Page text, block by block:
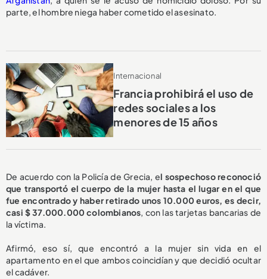
parte, el hombre niega haber cometido el asesinato.
Internacional
Francia prohibirá el uso de
redes sociales a los
menores de 15 años
De acuerdo con la Policía de Grecia, el sospechoso reconoció
que transportó el cuerpo de la mujer hasta el lugar en el que
fue encontrado y haber retirado unos 10.000 euros, es decir,
casi $ 37.000.000 colombianos, con las tarjetas bancarias de
la víctima.
Afirmó, eso sí, que encontró a la mujer sin vida en el
apartamento en el que ambos coincidían y que decidió ocultar
el cadáver.